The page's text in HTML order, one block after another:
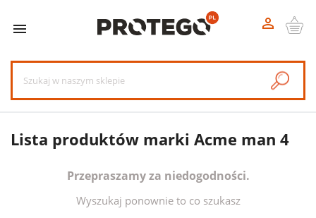
 
Lista produktów marki Acme man 4
Przepraszamy za niedogodności.
Wyszukaj ponownie to co szukasz